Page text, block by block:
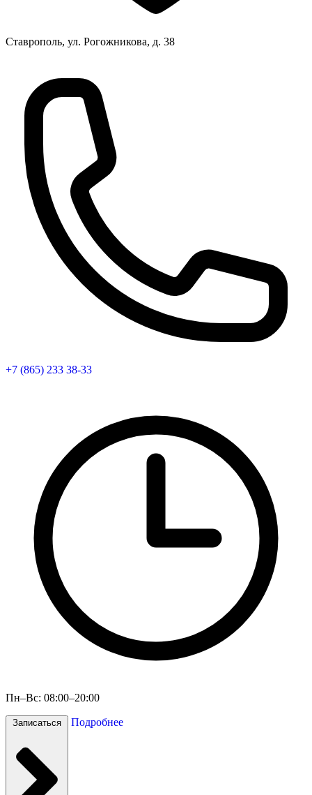
Ставрополь, ул. Рогожникова, д. 38
+7 (865) 233 38-33
Пн–Вс: 08:00–20:00
Записаться Подробнее